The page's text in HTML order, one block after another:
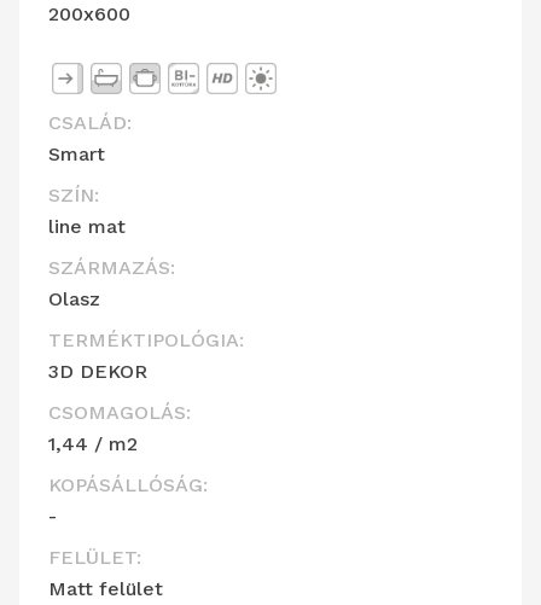
200x600
CSALÁD:
Smart
SZÍN:
line mat
SZÁRMAZÁS:
Olasz
TERMÉKTIPOLÓGIA:
3D DEKOR
CSOMAGOLÁS:
1,44 / m2
KOPÁSÁLLÓSÁG:
-
FELÜLET:
Matt felület